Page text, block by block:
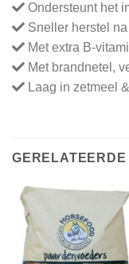
Ondersteunt het
Sneller herstel
Met extra B-
Met brandnetel,
Laag in zetmeel
GERELATEERDE